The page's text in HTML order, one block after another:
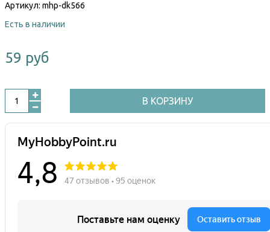
Артикул: mhp-dk566
Есть в наличии
59 руб
В КОРЗИНУ